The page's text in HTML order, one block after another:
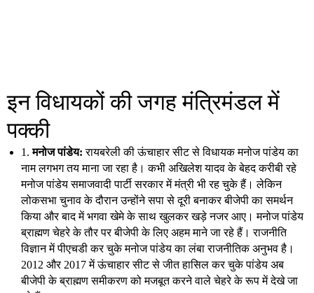
इन विधायकों की जगह मंत्रिमंडल में
पक्की
1.मनोज पांडेय: रायबरेली की ऊंचाहार सीट से विधायक मनोज पांडेय का
नाम लगभग तय माना जा रहा है। कभी अखिलेश यादव के बेहद करीबी रहे
मनोज पांडेय समाजवादी पार्टी सरकार में मंत्री भी रह चुके हैं। लेकिन
लोकसभा चुनाव के दौरान उन्होंने सपा से दूरी बनाकर बीजेपी का समर्थन
किया और बाद में भगवा खेमे के साथ खुलकर खड़े नजर आए। मनोज पांडेय
ब्राह्मण चेहरे के तौर पर बीजेपी के लिए अहम माने जा रहे हैं। राजनीति
विज्ञान में पीएचडी कर चुके मनोज पांडेय का लंबा राजनीतिक अनुभव है।
2012 और 2017 में ऊंचाहार सीट से जीत हासिल कर चुके पांडेय अब
बीजेपी के ब्राह्मण समीकरण को मजबूत करने वाले चेहरे के रूप में देखे जा